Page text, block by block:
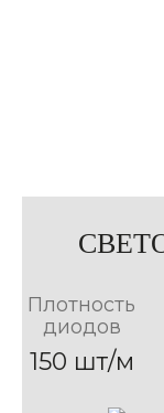
60см Х 70см
60см Х 80см
Плотность
диодов
150 шт/м